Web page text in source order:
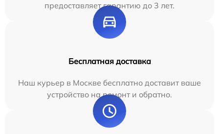
предоставляет гарантию до 3 лет.
Бесплатная доставка
Наш курьер в Москве бесплатно доставит ваше
устройство на ремонт и обратно.